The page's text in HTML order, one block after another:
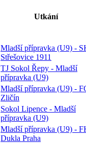
Utkání
Mladší přípravka (U9) -
Střešovice 1911
TJ Sokol Řepy - Mladší
přípravka (U9)
Mladší přípravka (U9) -
Zličín
Sokol Lipence - Mladší
přípravka (U9)
Mladší přípravka (U9) -
Dukla Praha